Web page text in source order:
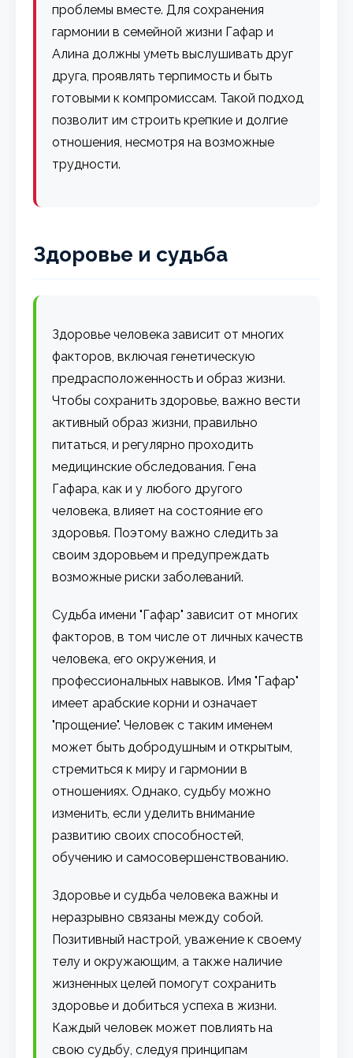
проблемы вместе. Для сохранения
гармонии в семейной жизни Гафар и
Алина должны уметь выслушивать друг
друга, проявлять терпимость и быть
готовыми к компромиссам. Такой подход
позволит им строить крепкие и долгие
отношения, несмотря на возможные
трудности.
Здоровье и судьба
Здоровье человека зависит от многих
факторов, включая генетическую
предрасположенность и образ жизни.
Чтобы сохранить здоровье, важно вести
активный образ жизни, правильно
питаться, и регулярно проходить
медицинские обследования. Гена
Гафара, как и у любого другого
человека, влияет на состояние его
здоровья. Поэтому важно следить за
своим здоровьем и предупреждать
возможные риски заболеваний.
Судьба имени "Гафар" зависит от многих
факторов, в том числе от личных качеств
человека, его окружения, и
профессиональных навыков. Имя "Гафар"
имеет арабские корни и означает
"прощение". Человек с таким именем
может быть добродушным и открытым,
стремиться к миру и гармонии в
отношениях. Однако, судьбу можно
изменить, если уделить внимание
развитию своих способностей,
обучению и самосовершенствованию.
Здоровье и судьба человека важны и
неразрывно связаны между собой.
Позитивный настрой, уважение к своему
телу и окружающим, а также наличие
жизненных целей помогут сохранить
здоровье и добиться успеха в жизни.
Каждый человек может повлиять на
свою судьбу, следуя принципам